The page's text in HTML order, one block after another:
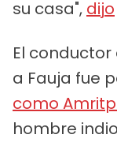
su casa", dijo
El
a Fauja fue
como
hombre